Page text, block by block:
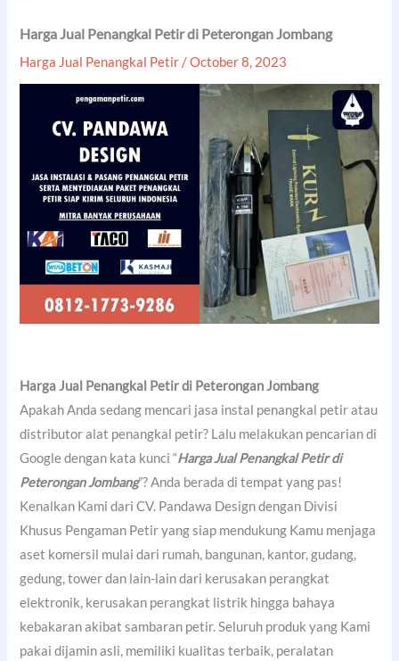
Harga Jual Penangkal Petir di Peterongan Jombang
Harga Jual Penangkal Petir /October 8, 2023
Harga Jual Penangkal Petir di Peterongan Jombang
Apakah Anda sedang mencari jasa instal penangkal petir atau
distributor alat penangkal petir? Lalu melakukan pencarian di
Google dengan kata kunci “Harga Jual Penangkal Petir di
Peterongan Jombang”? Anda berada di tempat yang pas!
Kenalkan Kami dari CV. Pandawa Design dengan Divisi
Khusus Pengaman Petir yang siap mendukung Kamu menjaga
aset komersil mulai dari rumah, bangunan, kantor, gudang,
gedung, tower dan lain-lain dari kerusakan perangkat
elektronik, kerusakan perangkat listrik hingga bahaya
kebakaran akibat sambaran petir. Seluruh produk yang Kami
pakai dijamin asli, memiliki kualitas terbaik, peralatan